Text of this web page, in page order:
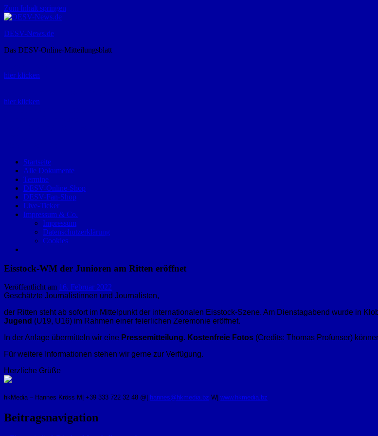
Zum Inhalt springen
DESV-News.de
Das DESV-Online-Mitteilungsblatt
hier klicken
hier klicken
Startseite
Alle Dokumente
Termine
DESV-Online-Shop
DESV-Fan-Shop
Live-Ticker
Impressum & Co.
Impressum
Datenschutzerklärung
Cookies
Eisstock-WM der Junioren am Ritten eröffnet
Veröffentlicht am 16. Februar 2022
Geschätzte Journalistinnen und Journalisten,
der Ritten steht ab sofort im Mittelpunkt der internationalen Eisstock-Szene. Am Dienstagabend wurde in
Jugend (U19, U16) im Rahmen einer feierlichen Zeremonie eröffnet.
In der Anlage übermitteln wir eine Pressemitteilung. Kostenfreie Fotos (Credits: Thomas Profunser)
Für weitere Informationen stehen wir gerne zur Verfügung.
Herzliche Grüße
hkMedia – Hannes Kröss M| +39 333 722 32 48 @| hannes@hkmedia.bz W| www.hkmedia.bz
Beitragsnavigation